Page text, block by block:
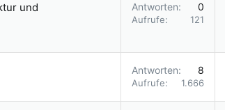
und
Antworten 0
Aufrufe 121
Antworten 8
Aufrufe 1.666